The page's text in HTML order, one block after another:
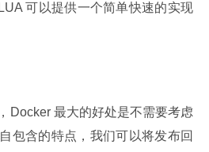
可以提供一个简单快速的实现
Docker 最大的好处是不需要考虑
包含的特点，我们可以将发布回